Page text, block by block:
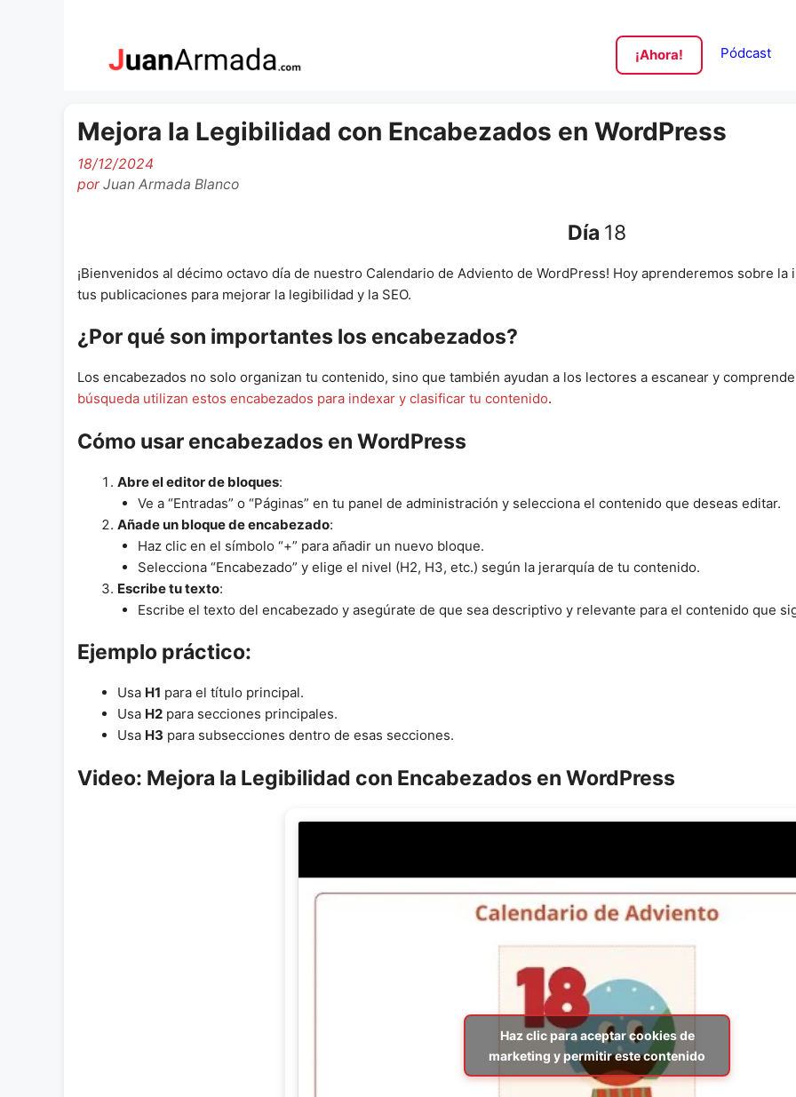
¡Ahora! Pódcast
Mejora la Legibilidad con Encabezados en WordPress
18/12/2024
porJuan Armada Blanco
Día 18
¡Bienvenidos al décimo octavo día de nuestro Calendario de Adviento de WordPress! Hoy aprenderemos sobre
tus publicaciones para mejorar la legibilidad y la SEO.
¿Por qué son importantes los encabezados?
Los encabezados no solo organizan tu contenido, sino que también ayudan a los lectores a escanear y
búsqueda utilizan estos encabezados para indexar y clasificar tu contenido.
Cómo usar encabezados en WordPress
Abre el editor de bloques:
Ve a “Entradas” o “Páginas” en tu panel de administración y selecciona el contenido que deseas editar.
Añade un bloque de encabezado:
Haz clic en el símbolo “+” para añadir un nuevo bloque.
Selecciona “Encabezado” y elige el nivel (H2, H3, etc.) según la jerarquía de tu contenido.
Escribe tu texto:
Escribe el texto del encabezado y asegúrate de que sea descriptivo y relevante para el contenido que
Ejemplo práctico:
Usa H1 para el título principal.
Usa H2 para secciones principales.
Usa H3 para subsecciones dentro de esas secciones.
Video: Mejora la Legibilidad con Encabezados en WordPress
Haz clic para aceptar cookies de
marketing y permitir este contenido